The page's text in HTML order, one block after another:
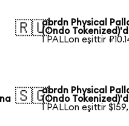
🇷🇺abrdn Physical
(Ondo
1 PALLon eşittir
🇸🇬abrdn Physical
(Ondo
1 PALLon eşittir